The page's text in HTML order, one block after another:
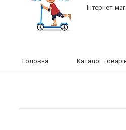
Інтернет-
Головна Каталог